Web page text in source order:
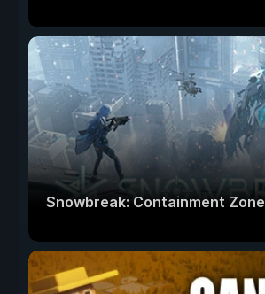
Snowbreak: Containment Zone